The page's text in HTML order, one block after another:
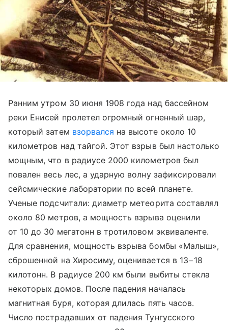
Ранним утром 30 июня 1908 года над бассейном
реки Енисей пролетел огромный огненный шар,
который затем взорвался на высоте около 10
километров над тайгой. Этот взрыв был настолько
мощным, что в радиусе 2000 километров был
повален весь лес, а ударную волну зафиксировали
сейсмические лаборатории по всей планете.
Ученые подсчитали: диаметр метеорита составлял
около 80 метров, а мощность взрыва оценили
от 10 до 30 мегатонн в тротиловом эквиваленте.
Для сравнения, мощность взрыва бомбы «Малыш»,
сброшенной на Хиросиму, оценивается в 13−18
килотонн. В радиусе 200 км были выбиты стекла
некоторых домов. После падения началась
магнитная буря, которая длилась пять часов.
Число пострадавших от падения Тунгусского